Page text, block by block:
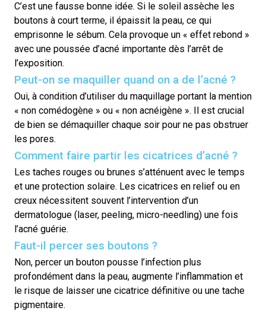
C’est une fausse bonne idée. Si le soleil assèche les
boutons à court terme, il épaissit la peau, ce qui
emprisonne le sébum. Cela provoque un « effet rebond »
avec une poussée d’acné importante dès l’arrêt de
l’exposition.
Peut-on se maquiller quand on a de l’acné ?
Oui, à condition d’utiliser du maquillage portant la mention
« non comédogène » ou « non acnéigène ». Il est crucial
de bien se démaquiller chaque soir pour ne pas obstruer
les pores.
Comment faire partir les cicatrices d’acné ?
Les taches rouges ou brunes s’atténuent avec le temps
et une protection solaire. Les cicatrices en relief ou en
creux nécessitent souvent l’intervention d’un
dermatologue (laser, peeling, micro-needling) une fois
l’acné guérie.
Faut-il percer ses boutons ?
Non, percer un bouton pousse l’infection plus
profondément dans la peau, augmente l’inflammation et
le risque de laisser une cicatrice définitive ou une tache
pigmentaire.